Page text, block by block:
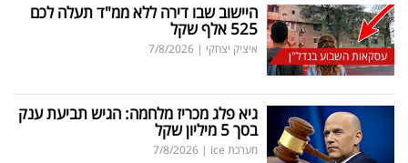
עסקאות השבוע בנדל"ן
היישוב שבו דירה ללא ממ"ד תעלה לכם
525 אלף שקל
איציק יצחקי |
7/8/2026
גיא פלג מכריז מלחמה: הגיש תביעת ענק
בסך 5 מיליון שקל
מערכת ice |
7/8/2026